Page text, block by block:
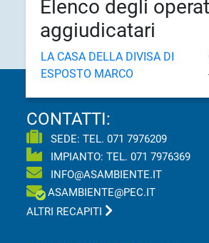
Elenco degli
aggiudicatari
LA CASA DELLA DIVISA DI
ESPOSTO MARCO
CONTATTI:
SEDE: TEL.071 7976209
IMPIANTO: TEL.071 7976369
INFO@ASAMBIENTE.IT
ASAMBIENTE@PEC.IT
ALTRI RECAPITI